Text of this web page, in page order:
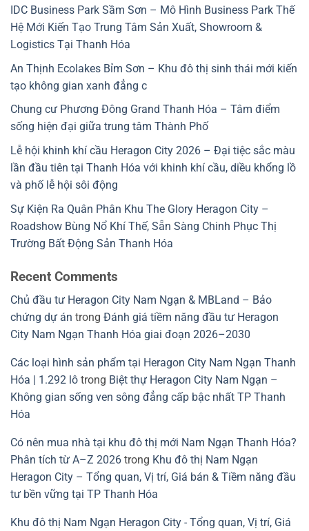
IDC Business Park Sầm Sơn – Mô Hình Business Park Thế
Hệ Mới Kiến Tạo Trung Tâm Sản Xuất, Showroom &
Logistics Tại Thanh Hóa
An Thịnh Ecolakes Bỉm Sơn – Khu đô thị sinh thái mới kiến
tạo không gian xanh đẳng c
Chung cư Phương Đông Grand Thanh Hóa – Tâm điểm
sống hiện đại giữa trung tâm Thành Phố
Lễ hội khinh khí cầu Heragon City 2026 – Đại tiệc sắc màu
lần đầu tiên tại Thanh Hóa với khinh khí cầu, diều khổng lồ
và phố lễ hội sôi động
Sự Kiện Ra Quân Phân Khu The Glory Heragon City –
Roadshow Bùng Nổ Khí Thế, Sẵn Sàng Chinh Phục Thị
Trường Bất Động Sản Thanh Hóa
Recent Comments
Chủ đầu tư Heragon City Nam Ngạn & MBLand – Bảo
chứng dự án trong Đánh giá tiềm năng đầu tư Heragon
City Nam Ngạn Thanh Hóa giai đoạn 2026–2030
Các loại hình sản phẩm tại Heragon City Nam Ngạn Thanh
Hóa | 1.292 lô trong Biệt thự Heragon City Nam Ngạn –
Không gian sống ven sông đẳng cấp bậc nhất TP Thanh
Hóa
Có nên mua nhà tại khu đô thị mới Nam Ngạn Thanh Hóa?
Phân tích từ A–Z 2026 trong Khu đô thị Nam Ngạn
Heragon City – Tổng quan, Vị trí, Giá bán & Tiềm năng đầu
tư bền vững tại TP Thanh Hóa
Khu đô thị Nam Ngạn Heragon City - Tổng quan, Vị trí, Giá